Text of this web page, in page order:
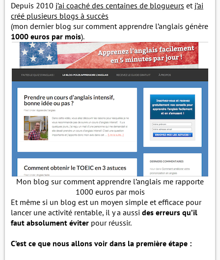
Depuis 2010 j’ai coaché des centaines de blogueurs et j’ai
créé plusieurs blogs à succès
(mon dernier blog sur comment apprendre l’anglais génère
1000 euros par mois).
Mon blog sur comment apprendre l’anglais me rapporte
1000 euros par mois
Et même si un blog est un moyen simple et efficace pour
lancer une activité rentable, il y a aussi des erreurs qu’il
faut absolument éviter pour réussir.
C’est ce que nous allons voir dans la première étape :